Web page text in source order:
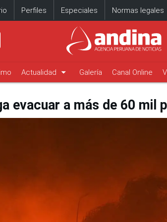
Perfiles Especiales Normas legales
Actualidad arrow_drop_down Galería Canal Online
evacuar a más de 60 mil